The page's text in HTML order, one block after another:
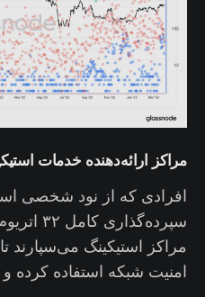
مراکز ارائه‌دهنده خدمات
افرادی که از نود شخصی
مراکز استیکینگ می‌سپارند
امنیت شبکه استفاده کرده